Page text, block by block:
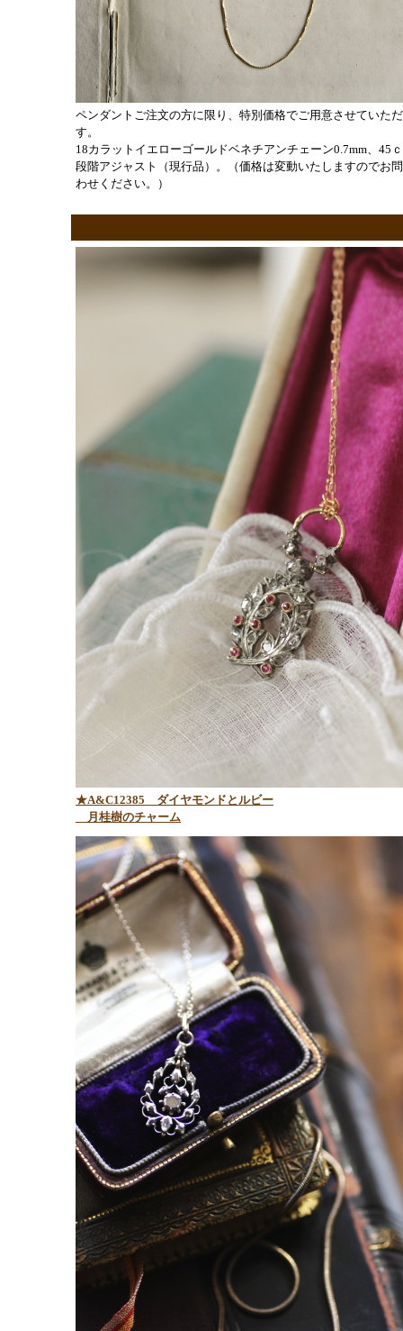
ペンダントご注文の方に限り、特別価格でご用意させていた
す。
18カラットイエローゴールドベネチアンチェーン0.7mm、45
段階アジャスト（現行品）。（価格は変動いたしますのでお
わせください。）
★A&C12385 ダイヤモンドとルビー
月桂樹のチャーム